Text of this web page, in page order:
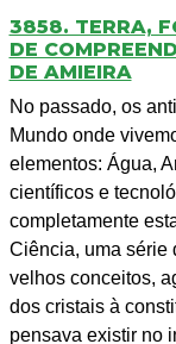
3858. TERRA,
DE
DE AMIEIRA
No passado, os
Mundo onde
elementos: Água,
científicos e
completamente
Ciência, uma série
velhos conceitos,
dos cristais à
pensava existir no